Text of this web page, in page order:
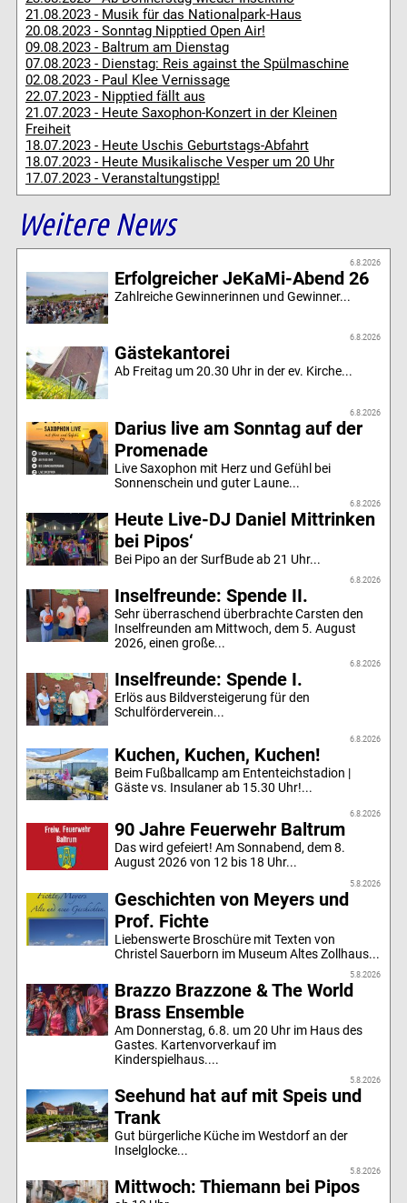
21.08.2023 - Musik für das Nationalpark-Haus
20.08.2023 - Sonntag Nipptied Open Air!
09.08.2023 - Baltrum am Dienstag
07.08.2023 - Dienstag: Reis against the Spülmaschine
02.08.2023 - Paul Klee Vernissage
22.07.2023 - Nipptied fällt aus
21.07.2023 - Heute Saxophon-Konzert in der Kleinen
Freiheit
18.07.2023 - Heute Uschis Geburtstags-Abfahrt
18.07.2023 - Heute Musikalische Vesper um 20 Uhr
17.07.2023 - Veranstaltungstipp!
Weitere News
6.8.2026
Erfolgreicher JeKaMi-Abend 26
Zahlreiche Gewinnerinnen und Gewinner...
6.8.2026
Gästekantorei
Ab Freitag um 20.30 Uhr in der ev. Kirche...
6.8.2026
Darius live am Sonntag auf der
Promenade
Live Saxophon mit Herz und Gefühl bei
Sonnenschein und guter Laune...
6.8.2026
Heute Live-DJ Daniel Mittrinken
bei Pipos‘
Bei Pipo an der SurfBude ab 21 Uhr...
6.8.2026
Inselfreunde: Spende II.
Sehr überraschend überbrachte Carsten den
Inselfreunden am Mittwoch, dem 5. August
2026, einen große...
6.8.2026
Inselfreunde: Spende I.
Erlös aus Bildversteigerung für den
Schulförderverein...
6.8.2026
Kuchen, Kuchen, Kuchen!
Beim Fußballcamp am Ententeichstadion |
Gäste vs. Insulaner ab 15.30 Uhr!...
6.8.2026
90 Jahre Feuerwehr Baltrum
Das wird gefeiert! Am Sonnabend, dem 8.
August 2026 von 12 bis 18 Uhr...
5.8.2026
Geschichten von Meyers und
Prof. Fichte
Liebenswerte Broschüre mit Texten von
Christel Sauerborn im Museum Altes Zollhaus...
5.8.2026
Brazzo Brazzone & The World
Brass Ensemble
Am Donnerstag, 6.8. um 20 Uhr im Haus des
Gastes. Kartenvorverkauf im
Kinderspielhaus....
5.8.2026
Seehund hat auf mit Speis und
Trank
Gut bürgerliche Küche im Westdorf an der
Inselglocke...
5.8.2026
Mittwoch: Thiemann bei Pipos